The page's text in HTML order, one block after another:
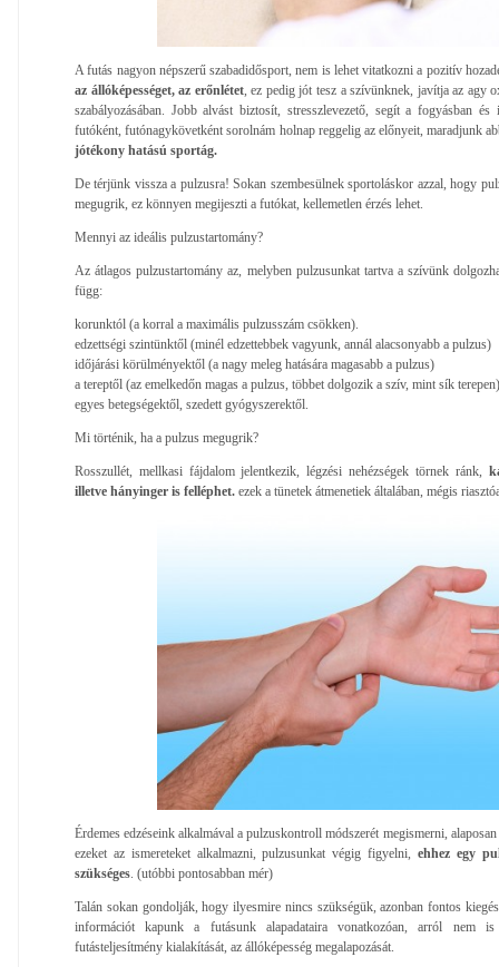
A futás nagyon népszerű szabadidősport, nem is lehet vitatkozni a pozitív
az állóképességet, az erőnlétet, ez pedig jót tesz a szívünknek, javítja az agy
szabályozásában. Jobb alvást biztosít, stresszlevezető, segít a fogyásban
futóként, futónagykövetként sorolnám holnap reggelig az előnyeit, maradjunk
jótékony hatású sportág.
De térjünk vissza a pulzusra! Sokan szembesülnek sportoláskor azzal, hogy
megugrik, ez könnyen megijeszti a futókat, kellemetlen érzés lehet.
Mennyi az ideális pulzustartomány?
Az átlagos pulzustartomány az, melyben pulzusunkat tartva a szívünk
függ:
korunktól (a korral a maximális pulzusszám csökken).
edzettségi szintünktől (minél edzettebbek vagyunk, annál alacsonyabb a pulzus)
időjárási körülményektől (a nagy meleg hatására magasabb a pulzus)
a tereptől (az emelkedőn magas a pulzus, többet dolgozik a szív, mint sík terepen)
egyes betegségektől, szedett gyógyszerektől.
Mi történik, ha a pulzus megugrik?
Rosszullét, mellkasi fájdalom jelentkezik, légzési nehézségek törnek ránk,
illetve hányinger is felléphet. ezek a tünetek átmenetiek általában, mégis
Érdemes edzéseink alkalmával a pulzuskontroll módszerét megismerni,
ezeket az ismereteket alkalmazni, pulzusunkat végig figyelni, ehhez egy
szükséges . (utóbbi pontosabban mér)
Talán sokan gondolják, hogy ilyesmire nincs szükségük, azonban fontos
információt kapunk a futásunk alapadataira vonatkozóan, arról nem
futásteljesítmény kialakítását, az állóképesség megalapozását.